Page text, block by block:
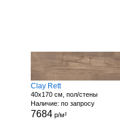
Clay Rett
40x170 см, пол/стены
Наличие: по запросу
7684 р/м²